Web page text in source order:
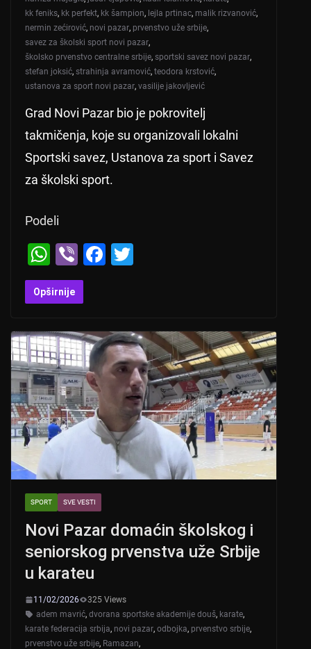
kk feniks, kk perfekt, kk šampion, lejla prtinac, malik rizvanović,
nermin zećirović, novi pazar, prvenstvo uže srbije,
savez za školski sport novi pazar,
školsko prvenstvo centralne srbije, sportski savez novi pazar,
stefan joksić, strahinja avramović, teodora krstović,
ustanova za sport novi pazar, vasilije jakovljević
Grad Novi Pazar bio je pokrovitelj
takmičenja, koje su organizovali lokalni
Sportski savez, Ustanova za sport i Savez
za školski sport.
Podeli
W
h
at
A
p
p
Vi
b
er
F
b
o
k
Opširnije
SPORT SVE VESTI
Novi Pazar domaćin školskog i
seniorskog prvenstva uže Srbije
u karateu
11/02/2026
325 Views
adem mavrić, dvorana sportske akademije douš, karate,
karate federacija srbija, novi pazar, odbojka, prvenstvo srbije,
prvenstvo uže srbije, Ramazan,